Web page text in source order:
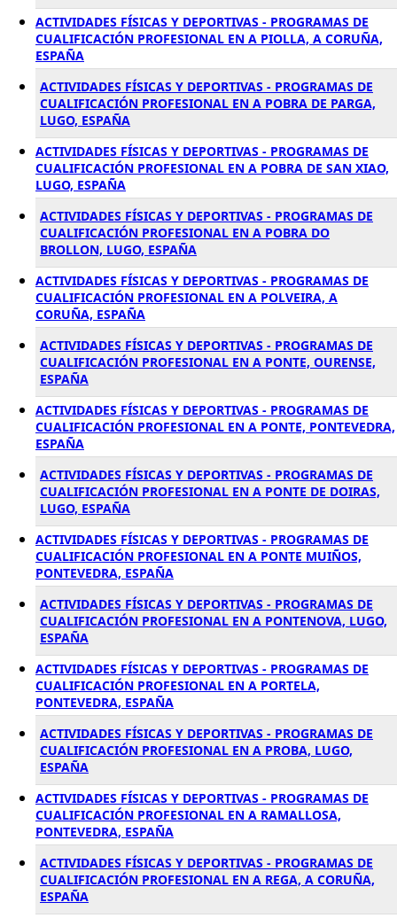
ACTIVIDADES FÍSICAS Y DEPORTIVAS - PROGRAMAS DE
CUALIFICACIÓN PROFESIONAL EN A PIOLLA, A CORUÑA,
ESPAÑA
ACTIVIDADES FÍSICAS Y DEPORTIVAS - PROGRAMAS DE
CUALIFICACIÓN PROFESIONAL EN A POBRA DE PARGA,
LUGO, ESPAÑA
ACTIVIDADES FÍSICAS Y DEPORTIVAS - PROGRAMAS DE
CUALIFICACIÓN PROFESIONAL EN A POBRA DE SAN XIAO,
LUGO, ESPAÑA
ACTIVIDADES FÍSICAS Y DEPORTIVAS - PROGRAMAS DE
CUALIFICACIÓN PROFESIONAL EN A POBRA DO
BROLLON, LUGO, ESPAÑA
ACTIVIDADES FÍSICAS Y DEPORTIVAS - PROGRAMAS DE
CUALIFICACIÓN PROFESIONAL EN A POLVEIRA, A
CORUÑA, ESPAÑA
ACTIVIDADES FÍSICAS Y DEPORTIVAS - PROGRAMAS DE
CUALIFICACIÓN PROFESIONAL EN A PONTE, OURENSE,
ESPAÑA
ACTIVIDADES FÍSICAS Y DEPORTIVAS - PROGRAMAS DE
CUALIFICACIÓN PROFESIONAL EN A PONTE, PONTEVEDRA,
ESPAÑA
ACTIVIDADES FÍSICAS Y DEPORTIVAS - PROGRAMAS DE
CUALIFICACIÓN PROFESIONAL EN A PONTE DE DOIRAS,
LUGO, ESPAÑA
ACTIVIDADES FÍSICAS Y DEPORTIVAS - PROGRAMAS DE
CUALIFICACIÓN PROFESIONAL EN A PONTE MUIÑOS,
PONTEVEDRA, ESPAÑA
ACTIVIDADES FÍSICAS Y DEPORTIVAS - PROGRAMAS DE
CUALIFICACIÓN PROFESIONAL EN A PONTENOVA, LUGO,
ESPAÑA
ACTIVIDADES FÍSICAS Y DEPORTIVAS - PROGRAMAS DE
CUALIFICACIÓN PROFESIONAL EN A PORTELA,
PONTEVEDRA, ESPAÑA
ACTIVIDADES FÍSICAS Y DEPORTIVAS - PROGRAMAS DE
CUALIFICACIÓN PROFESIONAL EN A PROBA, LUGO,
ESPAÑA
ACTIVIDADES FÍSICAS Y DEPORTIVAS - PROGRAMAS DE
CUALIFICACIÓN PROFESIONAL EN A RAMALLOSA,
PONTEVEDRA, ESPAÑA
ACTIVIDADES FÍSICAS Y DEPORTIVAS - PROGRAMAS DE
CUALIFICACIÓN PROFESIONAL EN A REGA, A CORUÑA,
ESPAÑA